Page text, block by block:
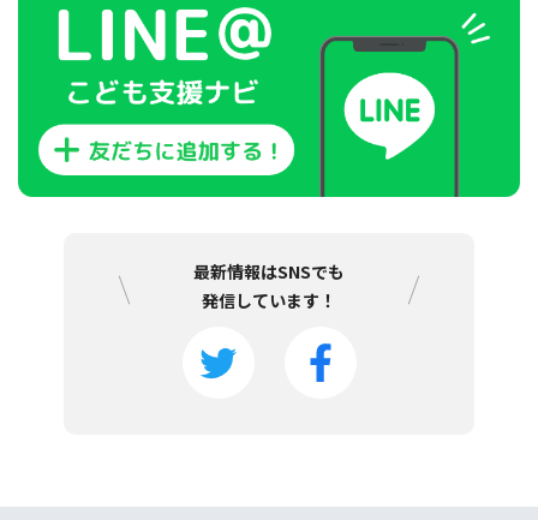
最新情報はSNSでも
発信しています！